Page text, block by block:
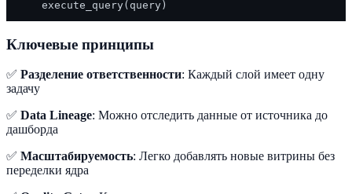
Ключевые принципы
✅ Разделение ответственности: Каждый слой имеет одну
задачу
✅ Data Lineage: Можно отследить данные от источника до
дашборда
✅ Масштабируемость: Легко добавлять новые витрины без
переделки ядра